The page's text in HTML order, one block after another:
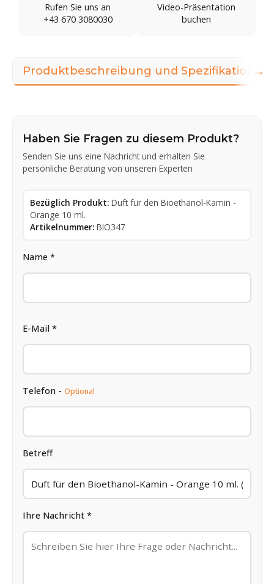
Rufen Sie uns an
+43 670 3080030
Video-Präsentation
buchen
Produktbeschreibung und Spezifikationen
Haben Sie Fragen zu diesem Produkt?
Senden Sie uns eine Nachricht und erhalten Sie
persönliche Beratung von unseren Experten
Bezüglich Produkt: Duft für den Bioethanol-Kamin -
Orange 10 ml.
Artikelnummer: BIO347
Name *
E-Mail *
Telefon - Optional
Betreff
Ihre Nachricht *
→